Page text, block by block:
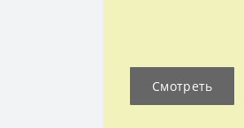
Смотреть